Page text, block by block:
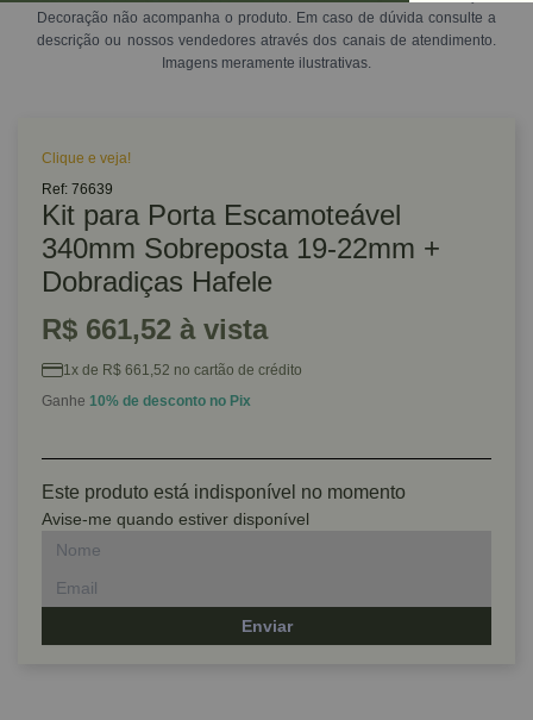
Decoração não acompanha o produto. Em caso de dúvida consulte a
descrição ou nossos vendedores através dos canais de atendimento.
Imagens meramente ilustrativas.
Clique e veja!
Ref: 76639
Kit para Porta Escamoteável
340mm Sobreposta 19-22mm +
Dobradiças Hafele
R$ 661,52 à vista
1x de R$ 661,52 no cartão de crédito
Ganhe 10% de desconto no Pix
Este produto está indisponível no momento
Avise-me quando estiver disponível
Enviar